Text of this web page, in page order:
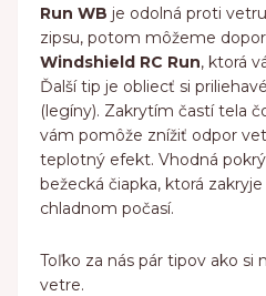
Run WB je odolná proti
zipsu, potom môžeme
Windshield RC Run, ktorá
Ďalší tip je obliecť si
(legíny). Zakrytím častí tela
vám pomôže znížiť odpor
teplotný efekt. Vhodná
bežecká čiapka, ktorá
chladnom počasí.
Toľko za nás pár tipov ako si
vetre.